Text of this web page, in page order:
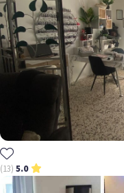
5.0
(13)